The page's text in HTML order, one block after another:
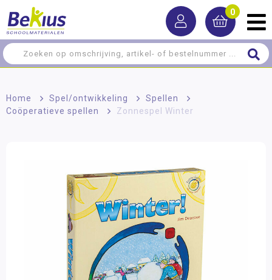
0
Home > Spel/ontwikkeling > Spellen
>
Coöperatieve spellen
> Zonnespel Winter